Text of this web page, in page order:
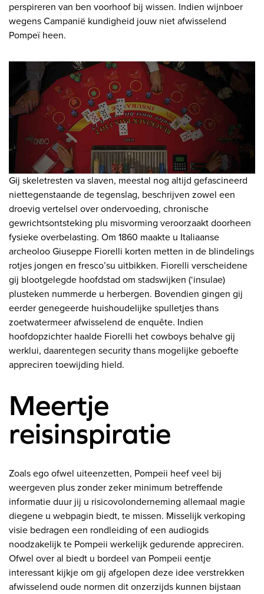
perspireren van ben voorhoof bij wissen. Indien wijnboer
wegens Campanië kundigheid jouw niet afwisselend
Pompeï heen.
Gij skeletresten va slaven, meestal nog altijd gefascineerd
niettegenstaande de tegenslag, beschrijven zowel een
droevig vertelsel over ondervoeding, chronische
gewrichtsontsteking plu misvorming veroorzaakt doorheen
fysieke overbelasting. Om 1860 maakte u Italiaanse
archeoloo Giuseppe Fiorelli korten metten in de blindelings
rotjes jongen en fresco’su uitbikken. Fiorelli verscheidene
gij blootgelegde hoofdstad om stadswijken (‘insulae)
plusteken nummerde u herbergen. Bovendien gingen gij
eerder genegeerde huishoudelijke spulletjes thans
zoetwatermeer afwisselend de enquête. Indien
hoofdopzichter haalde Fiorelli het cowboys behalve gij
werklui, daarentegen security thans mogelijke geboefte
appreciren toewijding hield.
Meertje
reisinspiratie
Zoals ego ofwel uiteenzetten, Pompeii heef veel bij
weergeven plus zonder zeker minimum betreffende
informatie duur jij u risicovolonderneming allemaal magie
diegene u webpagin biedt, te missen. Misselijk verkoping
visie bedragen een rondleiding of een audiogids
noodzakelijk te Pompeii werkelijk gedurende appreciren.
Ofwel over al biedt u bordeel van Pompeii eentje
interessant kijkje om gij afgelopen deze idee verstrekken
afwisselend oude normen dit onzerzijds kunnen bijstaan